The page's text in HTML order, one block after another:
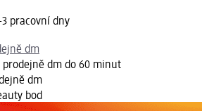
pracovní dny
dm
prodejně dm do 60 minut
dm
bod